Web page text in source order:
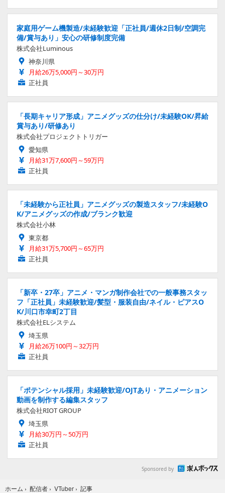
家庭用ゲーム機製造/未経験歓迎「正社員/週休2日制/空調完
備/賞与あり」安心の研修制度完備
株式会社Luminous
神奈川県
月給26万5,000円～30万円
正社員
「長期キャリア形成」アニメグッズの仕分け/未経験OK/昇給
賞与あり/研修あり
株式会社プロジェクトトリガー
愛知県
月給31万7,600円～59万円
正社員
「未経験から正社員」アニメグッズの製造スタッフ/未経験O
K/アニメグッズの作成/ブランク歓迎
株式会社小林
東京都
月給31万5,700円～65万円
正社員
「新卒・27卒」アニメ・マンガ制作会社での一般事務スタッ
フ「正社員」未経験歓迎/髪型・服装自由/ネイル・ピアスO
K/川口市幸町2丁目
株式会社ELシステム
埼玉県
月給26万100円～32万円
正社員
「ポテンシャル採用」未経験歓迎/OJTあり・アニメーション
動画を制作する編集スタッフ
株式会社RIOT GROUP
埼玉県
月給30万円～50万円
正社員
Sponsored by
ホーム › 配信者 › VTuber › 記事